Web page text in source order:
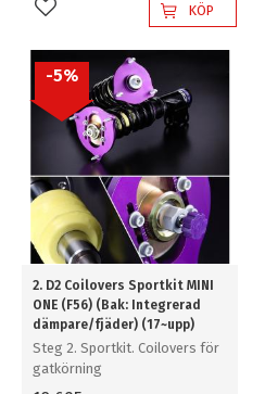
Lägg till i favoriterKÖP
2. D2 Coilovers Sportkit MINI
ONE (F56) (Bak: Integrerad
dämpare/fjäder) (17~upp)
Steg 2. Sportkit. Coilovers för
gatkörning
5%